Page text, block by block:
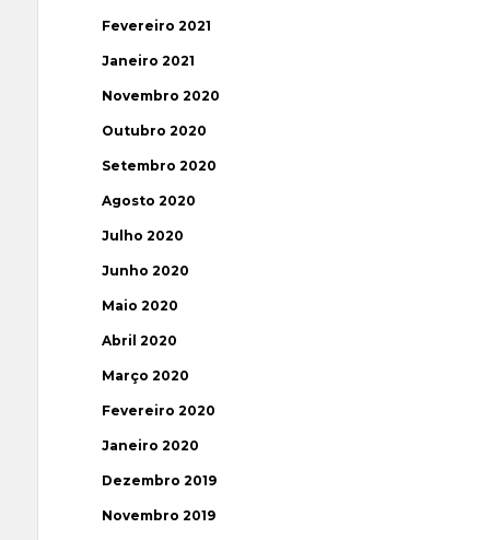
Fevereiro 2021
Janeiro 2021
Novembro 2020
Outubro 2020
Setembro 2020
Agosto 2020
Julho 2020
Junho 2020
Maio 2020
Abril 2020
Março 2020
Fevereiro 2020
Janeiro 2020
Dezembro 2019
Novembro 2019